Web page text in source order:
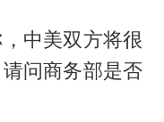
中美双方将很
问商务部是否